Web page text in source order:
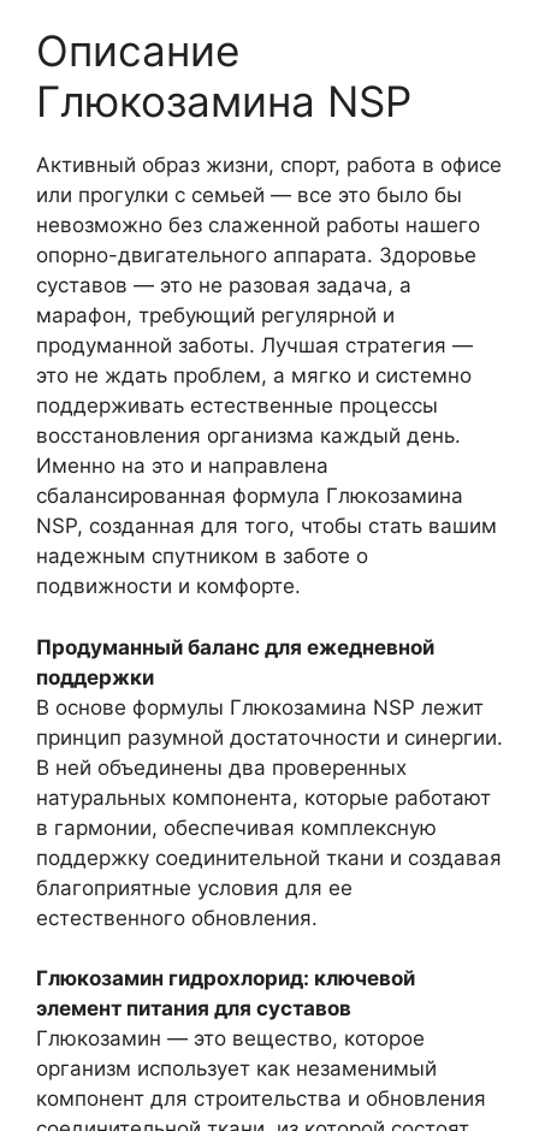
Описание
Глюкозамина NSP
Активный образ жизни, спорт, работа в офисе
или прогулки с семьей — все это было бы
невозможно без слаженной работы нашего
опорно-двигательного аппарата. Здоровье
суставов — это не разовая задача, а
марафон, требующий регулярной и
продуманной заботы. Лучшая стратегия —
это не ждать проблем, а мягко и системно
поддерживать естественные процессы
восстановления организма каждый день.
Именно на это и направлена
сбалансированная формула Глюкозамина
NSP, созданная для того, чтобы стать вашим
надежным спутником в заботе о
подвижности и комфорте.
Продуманный баланс для ежедневной
поддержки
В основе формулы Глюкозамина NSP лежит
принцип разумной достаточности и синергии.
В ней объединены два проверенных
натуральных компонента, которые работают
в гармонии, обеспечивая комплексную
поддержку соединительной ткани и создавая
благоприятные условия для ее
естественного обновления.
Глюкозамин гидрохлорид: ключевой
элемент питания для суставов
Глюкозамин — это вещество, которое
организм использует как незаменимый
компонент для строительства и обновления